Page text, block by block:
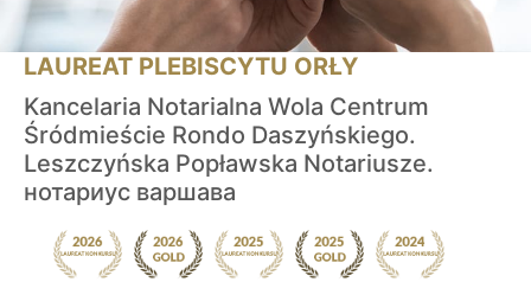
LAUREAT PLEBISCYTU ORŁY
Kancelaria Notarialna Wola Centrum
Śródmieście Rondo Daszyńskiego.
Leszczyńska Popławska Notariusze.
нотариус варшава